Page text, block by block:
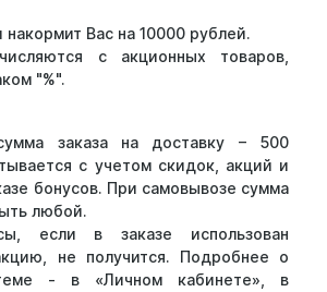
накормит Вас на 10000 рублей.
с акционных товаров,
"%".
заказа на доставку – 500
с учетом скидок, акций и
бонусов. При самовывозе сумма
любой.
если в заказе использован
не получится. Подробнее о
- в «Личном кабинете», в